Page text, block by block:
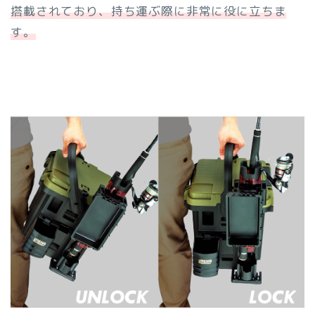
搭載されており、持ち運ぶ際に非常に役に立ちま
す。